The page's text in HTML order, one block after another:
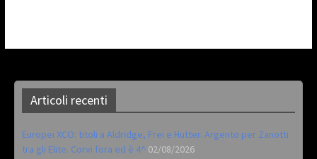
Articoli recenti
Europei XCO: titoli a Aldridge, Frei e Hutter. Argento per Zanotti
tra gli Elite. Corvi fora ed è 4^ 02/08/2026